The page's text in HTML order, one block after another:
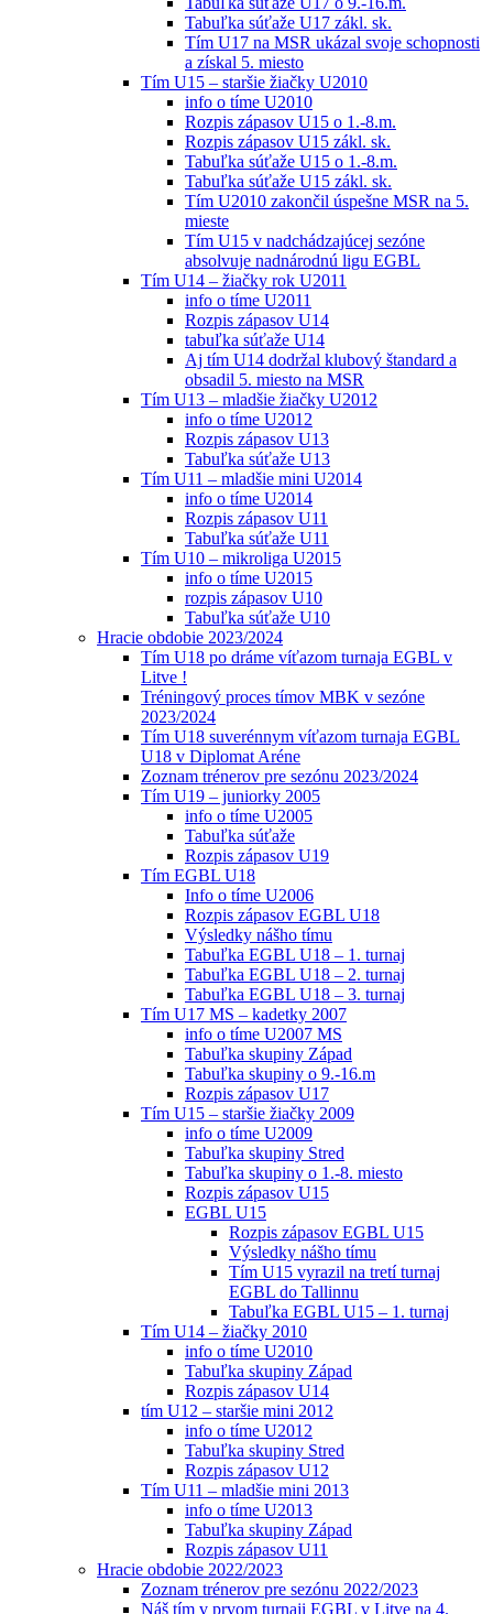
Tabuľka súťaže U17 zákl. sk.
Tím U17 na MSR ukázal svoje schopnosti
a získal 5. miesto
Tím U15 – staršie žiačky U2010
info o tíme U2010
Rozpis zápasov U15 o 1.-8.m.
Rozpis zápasov U15 zákl. sk.
Tabuľka súťaže U15 o 1.-8.m.
Tabuľka súťaže U15 zákl. sk.
Tím U2010 zakončil úspešne MSR na 5.
mieste
Tím U15 v nadchádzajúcej sezóne
absolvuje nadnárodnú ligu EGBL
Tím U14 – žiačky rok U2011
info o tíme U2011
Rozpis zápasov U14
tabuľka súťaže U14
Aj tím U14 dodržal klubový štandard a
obsadil 5. miesto na MSR
Tím U13 – mladšie žiačky U2012
info o tíme U2012
Rozpis zápasov U13
Tabuľka súťaže U13
Tím U11 – mladšie mini U2014
info o tíme U2014
Rozpis zápasov U11
Tabuľka súťaže U11
Tím U10 – mikroliga U2015
info o tíme U2015
rozpis zápasov U10
Tabuľka súťaže U10
Hracie obdobie 2023/2024
Tím U18 po dráme víťazom turnaja EGBL v
Litve !
Tréningový proces tímov MBK v sezóne
2023/2024
Tím U18 suverénnym víťazom turnaja EGBL
U18 v Diplomat Aréne
Zoznam trénerov pre sezónu 2023/2024
Tím U19 – juniorky 2005
info o tíme U2005
Tabuľka súťaže
Rozpis zápasov U19
Tím EGBL U18
Info o tíme U2006
Rozpis zápasov EGBL U18
Výsledky nášho tímu
Tabuľka EGBL U18 – 1. turnaj
Tabuľka EGBL U18 – 2. turnaj
Tabuľka EGBL U18 – 3. turnaj
Tím U17 MS – kadetky 2007
info o tíme U2007 MS
Tabuľka skupiny Západ
Tabuľka skupiny o 9.-16.m
Rozpis zápasov U17
Tím U15 – staršie žiačky 2009
info o tíme U2009
Tabuľka skupiny Stred
Tabuľka skupiny o 1.-8. miesto
Rozpis zápasov U15
EGBL U15
Rozpis zápasov EGBL U15
Výsledky nášho tímu
Tím U15 vyrazil na tretí turnaj
EGBL do Tallinnu
Tabuľka EGBL U15 – 1. turnaj
Tím U14 – žiačky 2010
info o tíme U2010
Tabuľka skupiny Západ
Rozpis zápasov U14
tím U12 – staršie mini 2012
info o tíme U2012
Tabuľka skupiny Stred
Rozpis zápasov U12
Tím U11 – mladšie mini 2013
info o tíme U2013
Tabuľka skupiny Západ
Rozpis zápasov U11
Hracie obdobie 2022/2023
Zoznam trénerov pre sezónu 2022/2023
Náš tím v prvom turnaji EGBL v Litve na 4.